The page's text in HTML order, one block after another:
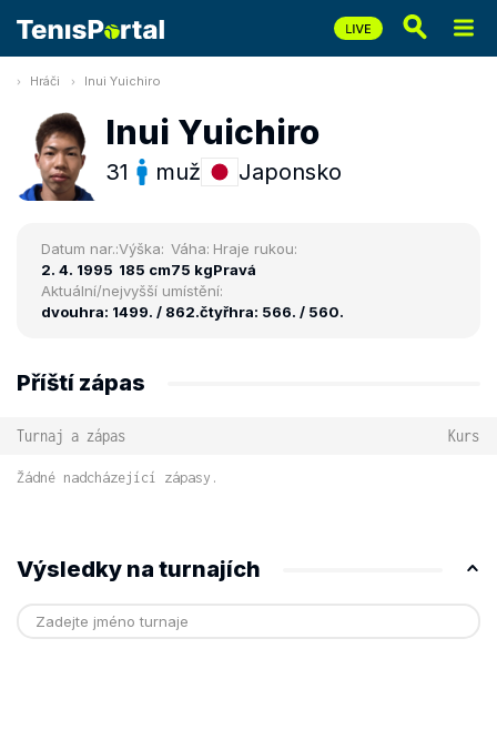
Hráči Inui Yuichiro
Inui Yuichiro
31 muž Japonsko
Datum nar.:
2. 4. 1995
Výška:
185 cm
Váha:
75 kg
Hraje rukou:
Pravá
Aktuální/nejvyšší umístění:
dvouhra: 1499. / 862.čtyřhra: 566. / 560.
Příští zápas
Turnaj a zápas Kurs
Žádné nadcházející zápasy.
Výsledky na turnajích